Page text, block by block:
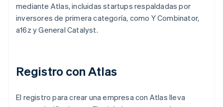
mediante Atlas, incluidas startups respaldadas por
inversores de primera categoría, como Y Combinator,
a16z y General Catalyst.
Registro con Atlas
El registro para crear una empresa con Atlas lleva